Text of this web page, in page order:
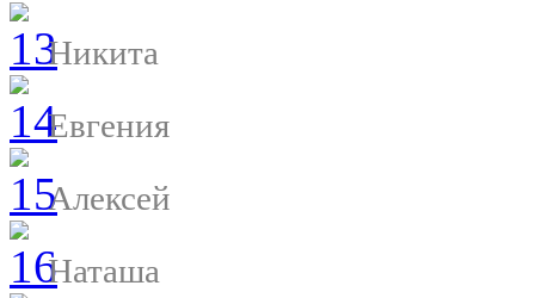
Никита
Евгения
Алексей
Наташа